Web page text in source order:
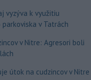
vyzýva k využitiu
v Tatrách
v Nitre: Agresori boli
útok na cudzincov v Nitre